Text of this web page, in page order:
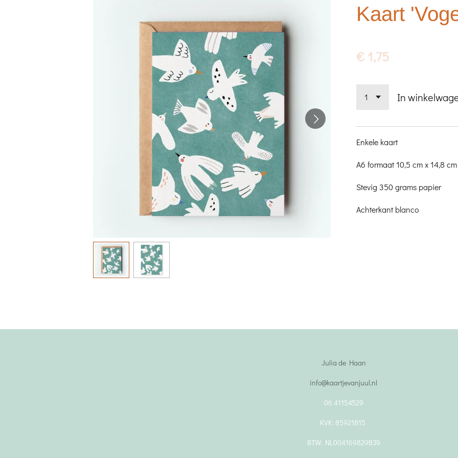
Kaart
€ 1,75
In
Enkele kaart
A6 formaat 10,5 cm x 14,8 cm
Stevig 350 grams papier
Achterkant blanco
Julia de Haan
info@kaartjevanjuul.nl
06 41154529
KVK: 85921815
BTW: NL004169829B39